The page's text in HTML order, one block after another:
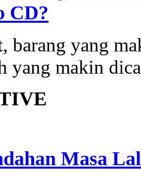
CD?
barang yang
yang makin
Masa